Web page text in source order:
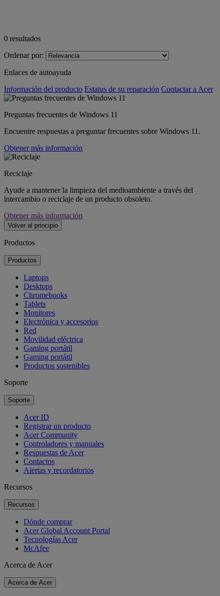
0 resultados
Ordenar por:
Enlaces de autoayuda
Información del producto Estatus de su reparación Contactar a Acer
Preguntas frecuentes de Windows 11
Encuentre respuestas a preguntar frecuentes sobre Windows 11.
Obtener más información
Reciclaje
Ayude a mantener la limpieza del medioambiente a través del
intercambio o reciclaje de un producto obsoleto.
Obtener más información
Volver al principio
Productos
Productos
Laptops
Desktops
Chromebooks
Tablets
Monitores
Electrónica y accesorios
Red
Movilidad eléctrica
Gaming portátil
Gaming portátil
Productos sostenibles
Soporte
Soporte
Acer ID
Registrar un producto
Acer Community
Controladores y manuales
Respuestas de Acer
Contactos
Alertas y recordatorios
Recursos
Recursos
Dónde comprar
Acer Global Account Portal
Tecnologías Acer
McAfee
Acerca de Acer
Acerca de Acer